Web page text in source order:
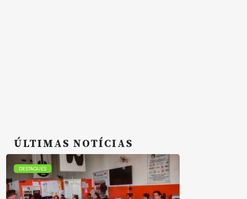
ÚLTIMAS NOTÍCIAS
DESTAQUES